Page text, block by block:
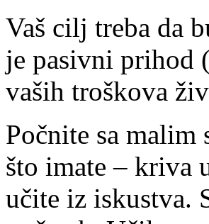
Vaš cilj treba da
je pasivni prihod
vaših troškova
Počnite sa malim
što imate – kriva
učite iz iskustva.